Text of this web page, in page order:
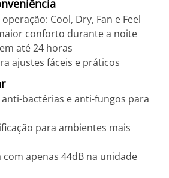
Cool, Dry, Fan e Feel
conforto durante a noite
até 24 horas
ajustes fáceis e práticos
bactérias e anti-fungos para
para ambientes mais
apenas 44dB na unidade